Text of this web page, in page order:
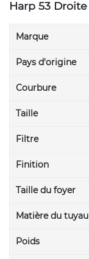
Harp 53 Droite
Marque
Pays d'origine
Courbure
Taille
Filtre
Finition
Taille du foyer
Matière du tuyau
Poids